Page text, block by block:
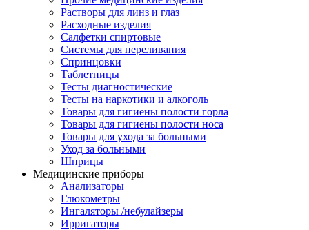
Растворы для линз и глаз
Расходные изделия
Салфетки спиртовые
Системы для переливания
Спринцовки
Таблетницы
Тесты диагностические
Тесты на наркотики и алкоголь
Товары для гигиены полости горла
Товары для гигиены полости носа
Товары для ухода за больными
Уход за больными
Шприцы
Медицинские приборы
Анализаторы
Глюкометры
Ингаляторы /небулайзеры
Ирригаторы